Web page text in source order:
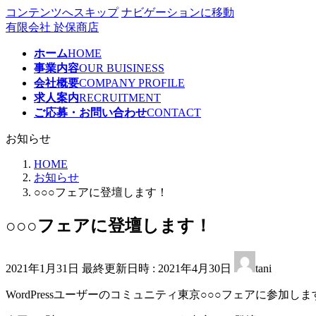
コンテンツへスキップ ナビゲーションに移動
有限会社 於保商店
ホームHOME
事業内容OUR BUISINESS
会社概要COMPANY PROFILE
求人案内RECRUITMENT
ご応募・お問い合わせCONTACT
お知らせ
HOME
お知らせ
○○○フェアに登壇します！
○○○フェアに登壇します！
2021年1月31日 最終更新日時 : 2021年4月30日 tani
WordPressユーザーのコミュニティ東京○○○フェアに参加しま